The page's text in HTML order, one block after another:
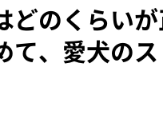
どのくらい
て、愛犬の